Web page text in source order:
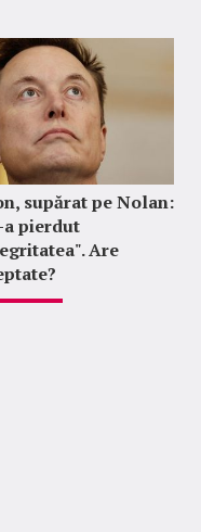
supărat pe Nolan:
a pierdut
Are